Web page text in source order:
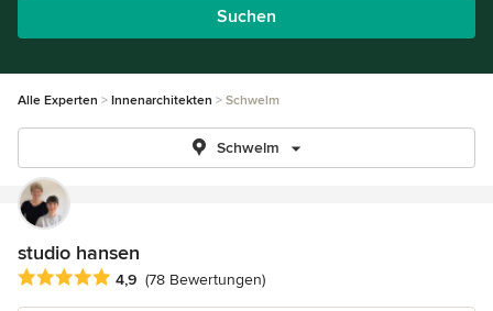
Suchen
Alle Experten Innenarchitekten Schwelm
Schwelm
studio hansen
Durchschnittliche Bewertung: 4.9 von 5 Sternen
4,9 (78 Bewertungen)